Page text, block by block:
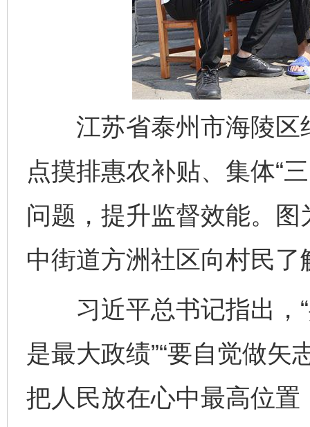
江苏省泰州市海陵区
点摸排惠农补贴、集体“
问题，提升监督效能。
中街道方洲社区向村民
习近平总书记指出，“
是最大政绩”“要自觉做
把人民放在心中最高位